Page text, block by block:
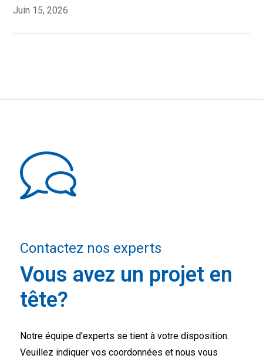
Juin 15, 2026
Contactez nos experts
Vous avez un projet en
tête?
Notre équipe d'experts se tient à votre disposition.
Veuillez indiquer vos coordonnées et nous vous